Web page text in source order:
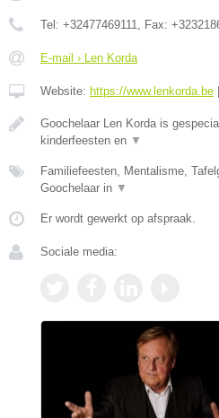
Tel: +32477469111, Fax:
E-mail › Len Korda
Website: https://www.lenkorda.be
Goochelaar Len Korda is
kinderfeesten en ▼
Familiefeesten, Mentalisme,
Goochelaar in ▼
Er wordt gewerkt op afspraak.
Sociale media: